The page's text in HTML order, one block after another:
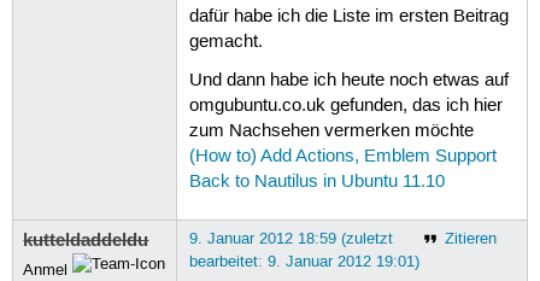
dafür habe ich die Liste im ersten Beitrag
gemacht.
Und dann habe ich heute noch etwas auf
omgubuntu.co.uk gefunden, das ich hier
zum Nachsehen vermerken möchte
(How to) Add Actions, Emblem Support
Back to Nautilus in Ubuntu 11.10
kutteldaddeldu
Anmel
Zitieren
9. Januar 2012 18:59 (zuletzt
bearbeitet: 9. Januar 2012 19:01)